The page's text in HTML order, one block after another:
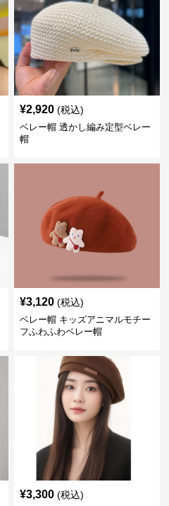
¥2,920 (税込)
ベレー帽 透かし編み定型ベレー
帽
¥3,120 (税込)
ベレー帽 キッズアニマルモチー
フふわふわベレー帽
¥3,300 (税込)